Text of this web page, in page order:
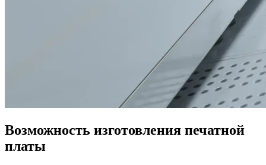
Возможность изготовления печатной
платы